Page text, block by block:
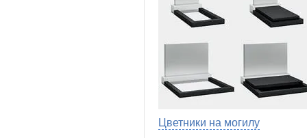
Цветники на могилу